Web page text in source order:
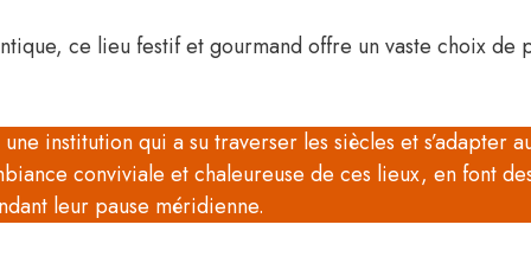
ce lieu festif et gourmand offre un vaste choix
institution qui a su traverser les siècles et s’adapter
conviviale et chaleureuse de ces lieux, en font
leur pause méridienne.